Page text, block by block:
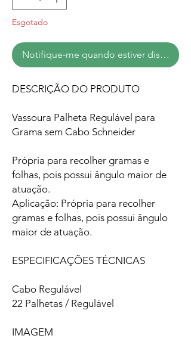
Esgotado
Notifique-me quando estiver disponível
DESCRIÇÃO DO PRODUTO
Vassoura Palheta Regulável para
Grama sem Cabo Schneider
Própria para recolher gramas e
folhas, pois possui ângulo maior de
atuação.
Aplicação: Própria para recolher
gramas e folhas, pois possui ângulo
maior de atuação.
ESPECIFICAÇÕES TÉCNICAS
Cabo Regulável
22 Palhetas / Regulável
IMAGEM